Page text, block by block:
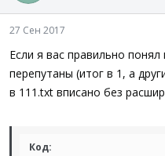
27 Сен 2017
Если я вас правильно
перепутаны (итог в 1, а
в 111.txt вписано без
Код: